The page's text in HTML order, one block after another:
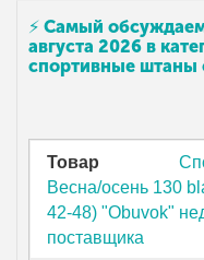
⚡ Самый
августа 2026 в
спортивные штаны
Товар
Весна/осень 130
42-48) "Obuvok"
поставщика